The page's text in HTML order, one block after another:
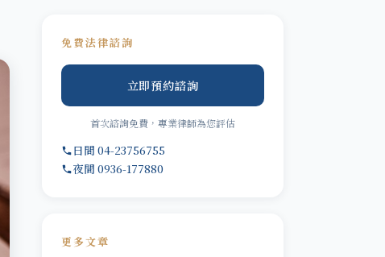
免費法律諮詢
立即預約諮詢
首次諮詢免費，專業律師為您評估
日間 04-23756755
夜間 0936-177880
更多文章